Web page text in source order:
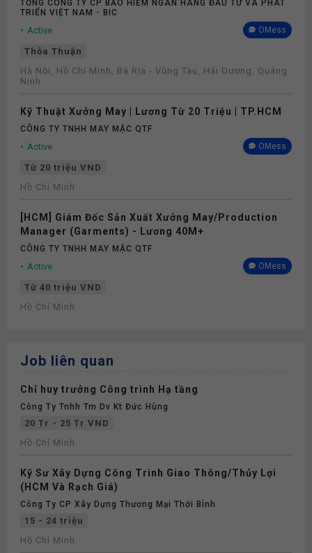
TỔNG CÔNG TY CP BẢO HIỂM NGÂN HÀNG ĐẦU TƯ VÀ PHÁT
TRIỂN VIỆT NAM - BIC
Active OMess
Thỏa Thuận
Hà Nội, Hồ Chí Minh, Bà Rịa - Vũng Tàu, Hải Dương, Quảng
Ninh
Kỹ Thuật Xưởng May | Lương Từ 20 Triệu | TP.HCM
CÔNG TY TNHH MAY MẶC QTF
Active OMess
Từ 20 triệu VND
Hồ Chí Minh
[HCM] Giám Đốc Sản Xuất Xưởng May/Production
Manager (Garments) - Lương 40M+
CÔNG TY TNHH MAY MẶC QTF
Active OMess
Từ 40 triệu VND
Hồ Chí Minh
Job liên quan
Chỉ huy trưởng Công trình Hạ tầng
Công Ty Tnhh Tm Dv Kt Đức Hùng
20 Tr - 25 Tr VND
Hồ Chí Minh
Kỹ Sư Xây Dựng Công Trình Giao Thông/Thủy Lợi
(HCM Và Rạch Giá)
Công Ty CP Xây Dựng Thương Mại Thới Bình
15 - 24 triệu
Hồ Chí Minh